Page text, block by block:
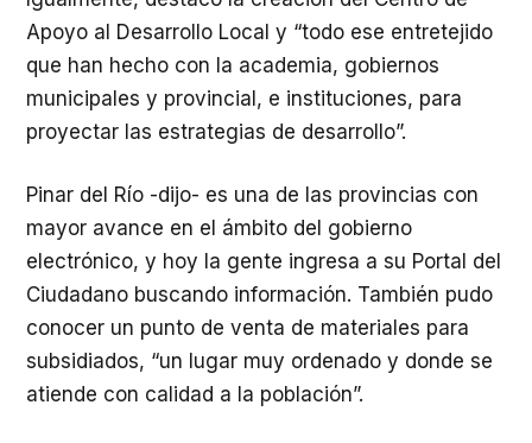
Apoyo al Desarrollo Local y “todo ese entretejido
que han hecho con la academia, gobiernos
municipales y provincial, e instituciones, para
proyectar las estrategias de desarrollo”.
Pinar del Río -dijo- es una de las provincias con
mayor avance en el ámbito del gobierno
electrónico, y hoy la gente ingresa a su Portal del
Ciudadano buscando información. También pudo
conocer un punto de venta de materiales para
subsidiados, “un lugar muy ordenado y donde se
atiende con calidad a la población”.